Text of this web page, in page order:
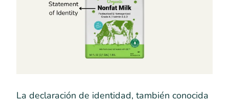
La declaración de identidad, también conocida